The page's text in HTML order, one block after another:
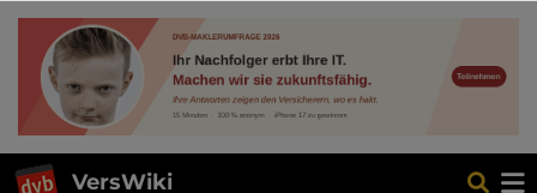
VersWiki